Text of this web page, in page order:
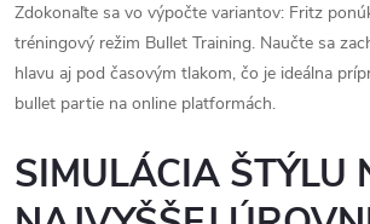
Zdokonaľte sa vo výpočte variantov: Fritz
tréningový režim Bullet Training. Naučte sa
hlavu aj pod časovým tlakom, čo je ideálna
bullet partie na online platformách.
SIMULÁCIA ŠTÝLU